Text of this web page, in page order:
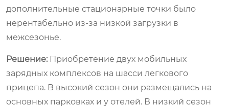
дополнительные стационарные точки было
нерентабельно из-за низкой загрузки в
межсезонье.
Решение: Приобретение двух мобильных
зарядных комплексов на шасси легкового
прицепа. В высокий сезон они размещались на
основных парковках и у отелей. В низкий сезон